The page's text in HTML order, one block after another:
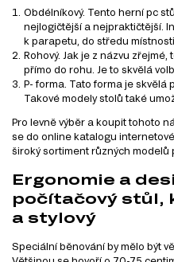
Obdélníkový. Tento herní pc
nejlogičtější a nejpraktičtější.
k parapetu, do středu
Rohový. Jak je z názvu
přímo do rohu. Je to skvělá
P- forma. Tato forma je skvělá
Takové modely stolů také
Pro levně výběr a koupit tohoto
se do online katalogu
široký sortiment různých modelů
Ergonomie a
počítačový stůl,
a stylový
Speciální běnování by mělo být